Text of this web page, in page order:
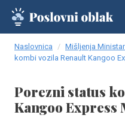
Naslovnica Mišljenja
kombi vozila Renault Kangoo
Porezni status
Kangoo Express